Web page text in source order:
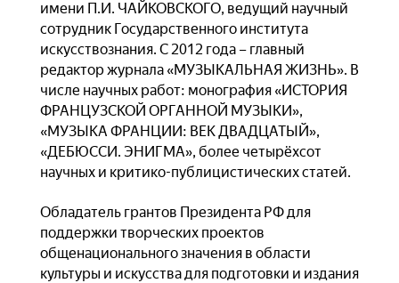
имени П.И. ЧАЙКОВСКОГО, ведущий научный
сотрудник Государственного института
искусствознания. С 2012 года – главный
редактор журнала «МУЗЫКАЛЬНАЯ ЖИЗНЬ». В
числе научных работ: монография «ИСТОРИЯ
ФРАНЦУЗСКОЙ ОРГАННОЙ МУЗЫКИ»,
«МУЗЫКА ФРАНЦИИ: ВЕК ДВАДЦАТЫЙ»,
«ДЕБЮССИ. ЭНИГМА», более четырёхсот
научных и критико-публицистических статей.
Обладатель грантов Президента РФ для
поддержки творческих проектов
общенационального значения в области
культуры и искусства для подготовки и издания